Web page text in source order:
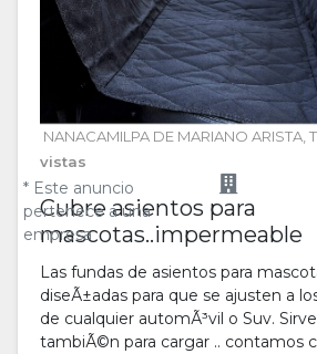
NANACAMILPA DE MARIANO ARISTA
vistas
* Este anuncio
pertenece a una
empresa
Cubre asientos para
mascotas..impermeable
Las fundas de asientos para
diseÃ±adas para que se ajusten a
de cualquier automÃ³vil o Suv.
tambiÃ©n para cargar .. contamos